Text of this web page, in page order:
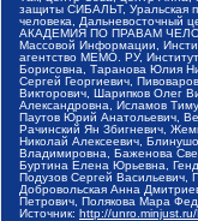
защиты СИБАЛЬТ, Уральская
человека, Дальневосточный
АКАДЕМИЯ ПО ПРАВАМ
Массовой Информации,
агентство МЕМО. РУ,
Борисовна, Таранова Юлия
Сергей Георгиевич,
Викторович, Шарипков Олег
Александровна, Исламов
Паутов Юрий Анатольевич,
Рачинский Ян Збигневич,
Николай Алексеевич,
Владимировна, Баженова
Буртина Елена Юрьевна,
Подузов Сергей Васильевич,
Добровольская Анна
Петрович, Полякова Мара
Источник: http://